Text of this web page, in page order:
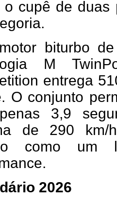
o cupê de
biturbo
M
entrega
O conjunto
3,9
de 290 km/
como um
2026